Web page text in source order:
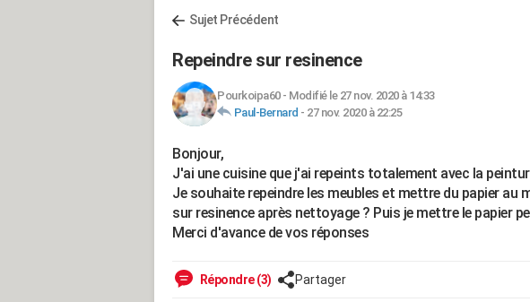
Sujet Précédent
Repeindre sur resinence
Pourkoipa60- Modifié le 27 nov. 2020 à 14:33
Paul-Bernard - 27 nov. 2020 à 22:25
Bonjour,
J'ai une cuisine que j'ai repeints totalement avec la
Je souhaite repeindre les meubles et mettre du papier au
sur resinence après nettoyage ? Puis je mettre le papier
Merci d'avance de vos réponses
Répondre (3) Partager